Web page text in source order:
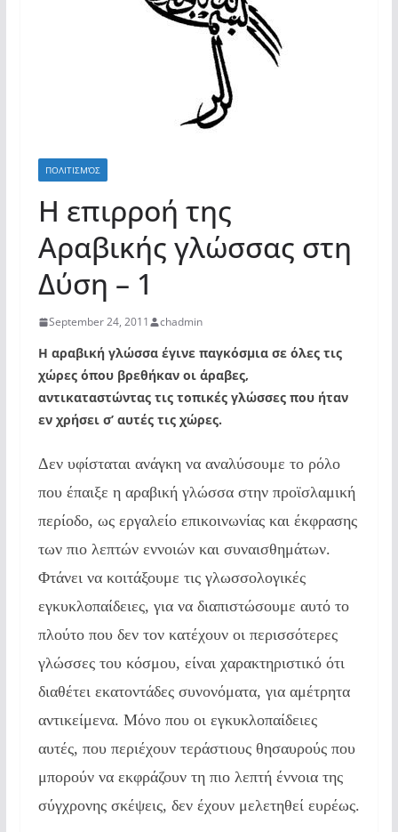
ΠΟΛΙΤΙΣΜΌΣ
Η επιρροή της
Αραβικής γλώσσας στη
Δύση – 1
September 24, 2011 chadmin
Η αραβική γλώσσα έγινε παγκόσμια σε όλες τις
χώρες όπου βρεθήκαν οι άραβες,
αντικαταστώντας τις τοπικές γλώσσες που ήταν
εν χρήσει σ’ αυτές τις χώρες.
Δεν υφίσταται ανάγκη να αναλύσουμε το ρόλο
που έπαιξε η αραβική γλώσσα στην προϊσλαμική
περίοδο, ως εργαλείο επικοινωνίας και έκφρασης
των πιο λεπτών εννοιών και συναισθημάτων.
Φτάνει να κοιτάξουμε τις γλωσσολογικές
εγκυκλοπαίδειες, για να διαπιστώσουμε αυτό το
πλούτο που δεν τον κατέχουν οι περισσότερες
γλώσσες του κόσμου, είναι χαρακτηριστικό ότι
διαθέτει εκατοντάδες συνονόματα, για αμέτρητα
αντικείμενα. Μόνο που οι εγκυκλοπαίδειες
αυτές, που περιέχουν τεράστιους θησαυρούς που
μπορούν να εκφράζουν τη πιο λεπτή έννοια της
σύγχρονης σκέψεις, δεν έχουν μελετηθεί ευρέως.